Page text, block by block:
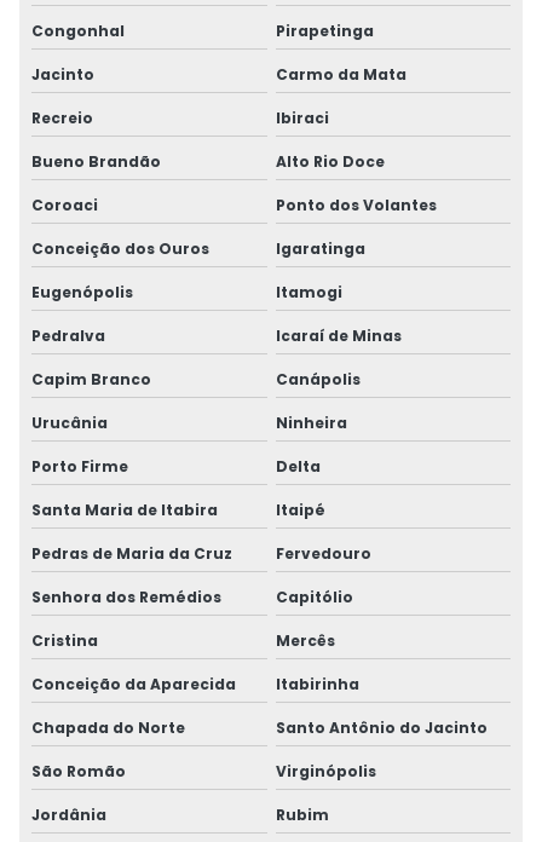
Congonhal Pirapetinga
Jacinto Carmo da Mata
Recreio Ibiraci
Bueno Brandão Alto Rio Doce
Coroaci Ponto dos Volantes
Conceição dos Ouros Igaratinga
Eugenópolis Itamogi
Pedralva Icaraí de Minas
Capim Branco Canápolis
Urucânia Ninheira
Porto Firme Delta
Santa Maria de Itabira Itaipé
Pedras de Maria da Cruz Fervedouro
Senhora dos Remédios Capitólio
Cristina Mercês
Conceição da Aparecida Itabirinha
Chapada do Norte Santo Antônio do Jacinto
São Romão Virginópolis
Jordânia Rubim